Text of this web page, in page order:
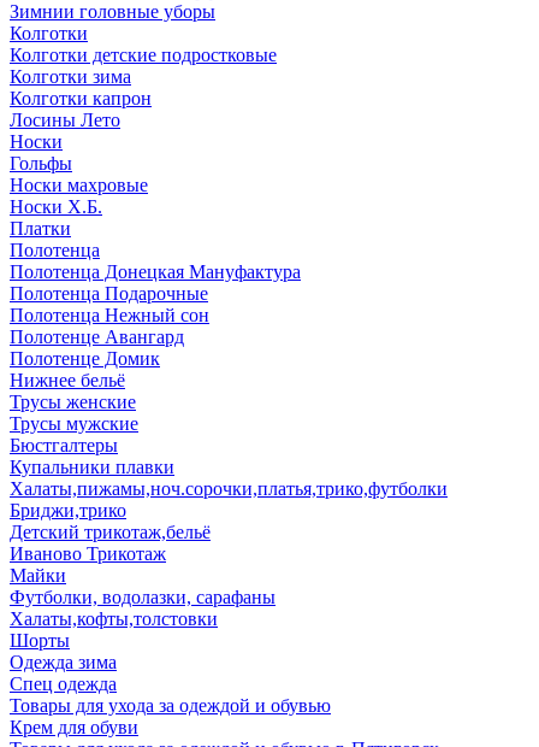
Зимнии головные уборы
Колготки
Колготки детские подростковые
Колготки зима
Колготки капрон
Лосины Лето
Носки
Гольфы
Носки махровые
Носки Х.Б.
Платки
Полотенца
Полотенца Донецкая Мануфактура
Полотенца Подарочные
Полотенца Нежный сон
Полотенце Авангард
Полотенце Домик
Нижнее бельё
Трусы женские
Трусы мужские
Бюстгалтеры
Купальники плавки
Халаты,пижамы,ноч.сорочки,платья,трико,футболки
Бриджи,трико
Детский трикотаж,бельё
Иваново Трикотаж
Майки
Футболки, водолазки, сарафаны
Халаты,кофты,толстовки
Шорты
Одежда зима
Спец одежда
Товары для ухода за одеждой и обувью
Крем для обуви